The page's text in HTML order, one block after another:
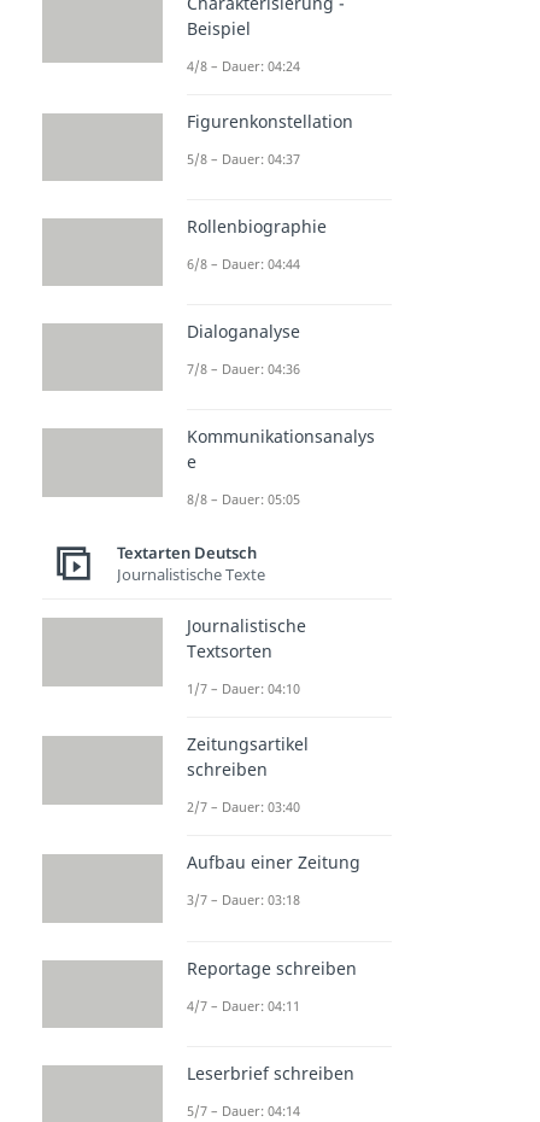
Beispiel
4/8 – Dauer: 04:24
Figurenkonstellation
5/8 – Dauer: 04:37
Rollenbiographie
6/8 – Dauer: 04:44
Dialoganalyse
7/8 – Dauer: 04:36
Kommunikationsanalys
e
8/8 – Dauer: 05:05
Textarten Deutsch
Journalistische Texte
Journalistische
Textsorten
1/7 – Dauer: 04:10
Zeitungsartikel
schreiben
2/7 – Dauer: 03:40
Aufbau einer Zeitung
3/7 – Dauer: 03:18
Reportage schreiben
4/7 – Dauer: 04:11
Leserbrief schreiben
5/7 – Dauer: 04:14